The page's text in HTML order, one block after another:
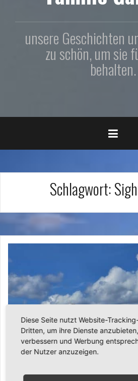
unsere Geschichten
zu schön, um sie
behalten.
Schlagwort:
Diese Seite nutzt Website-
Dritten, um ihre Dienste
verbessern und Werbung
der Nutzer anzuzeigen.